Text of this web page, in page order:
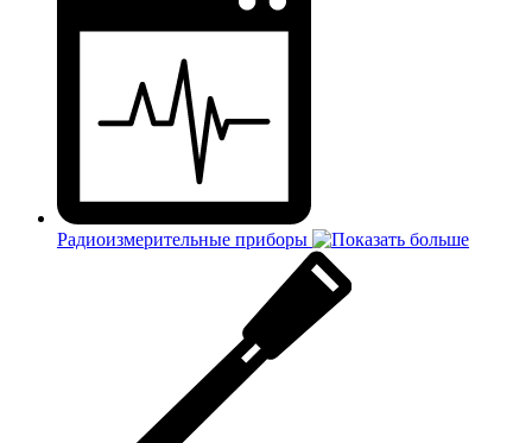
Радиоизмерительные приборы